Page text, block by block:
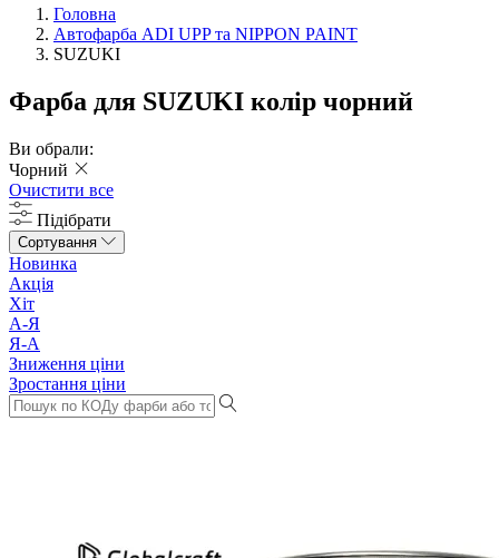
Головна
Автофарба ADI UPP та NIPPON PAINT
SUZUKI
Фарба для SUZUKI колір чорний
Ви обрали:
Чорний
Очистити все
Підібрати
Сортування
Новинка
Акція
Хіт
А-Я
Я-А
Зниження ціни
Зростання ціни